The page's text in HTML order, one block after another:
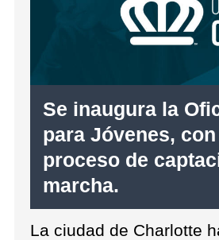
Se inaugura la
para Jóvenes,
proceso de
marcha.
La ciudad de Charlotte